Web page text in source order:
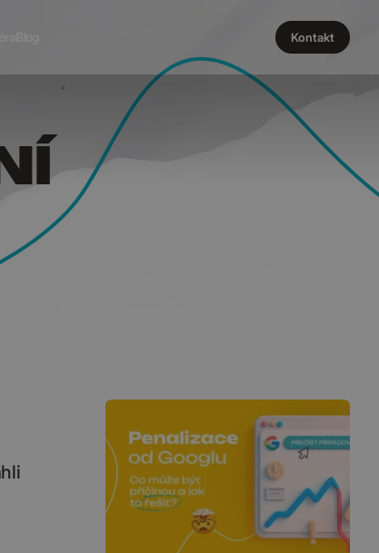
Kontakt